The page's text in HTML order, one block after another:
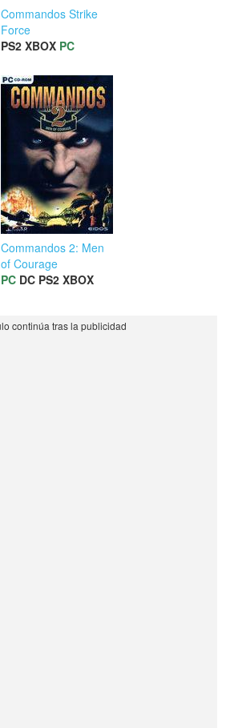
Commandos Strike
Force
PS2 XBOX PC
Commandos 2: Men
of Courage
PC DC PS2 XBOX